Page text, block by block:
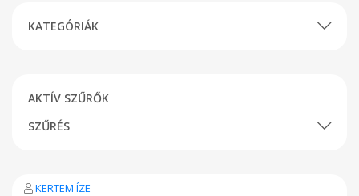
KATEGÓRIÁK
AKTÍV SZŰRŐK
SZŰRÉS
KERTEM ÍZE